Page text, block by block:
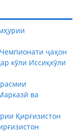
ҷаҳон
кӯли Иссиқкӯли
ва
Қирғизистон